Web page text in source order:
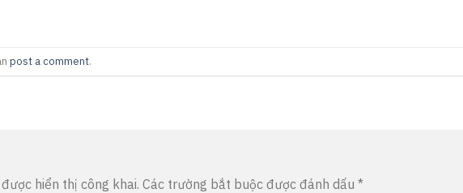
post a comment.
hiển thị công khai. Các trường bắt buộc được đánh dấu *